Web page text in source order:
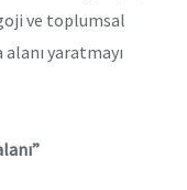
ve toplumsal
yaratmayı